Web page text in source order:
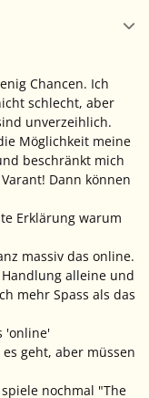
Chancen. Ich
schlecht, aber
unverzeihlich.
Möglichkeit meine
beschränkt mich
Dann können
Erklärung warum
massiv das online.
alleine und
mehr Spass als das
'online'
geht, aber müssen
nochmal "The